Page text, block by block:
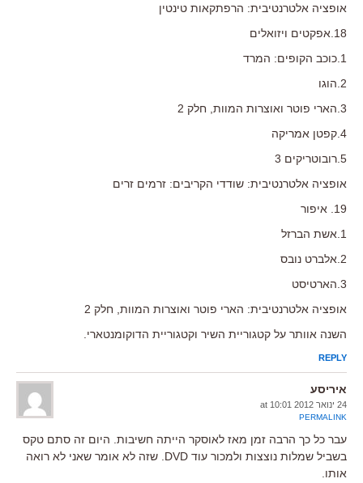
אופציה אלטרנטיבית: הרפתקאות טינטין
18.אפקטים ויזואלים
1.כוכב הקופים: המרד
2.הוגו
3.הארי פוטר ואוצרות המוות, חלק 2
4.קפטן אמריקה
5.רובוטריקים 3
אופציה אלטרנטיבית: שודדי הקריבים: זרמים זרים
19. איפור
1.אשת הברזל
2.אלברט נובס
3.הארטיסט
אופציה אלטרנטיבית: הארי פוטר ואוצרות המוות, חלק 2
השנה אוותר על קטגוריית השיר וקטגוריית הדוקומנטארי.
REPLY
איריסע
24 ינואר 2012 at 10:01
PERMALINK
עבר כל כך הרבה זמן מאז לאוסקר הייתה חשיבות. היום זה סתם טקס
בשביל שמלות נוצצות ולמכור עוד DVD. שזה לא אומר שאני לא רואה
אותו.